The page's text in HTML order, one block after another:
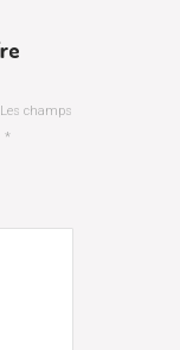
Les champs
*